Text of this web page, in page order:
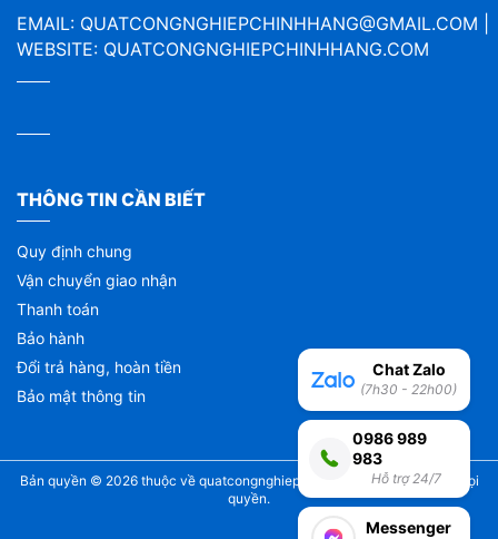
EMAIL: QUATCONGNGHIEPCHINHHANG@GMAIL.COM
WEBSITE: QUATCONGNGHIEPCHINHHANG.COM
THÔNG TIN CẦN BIẾT
Quy định chung
Vận chuyển giao nhận
Thanh toán
Bảo hành
Đổi trả hàng, hoàn tiền
Bảo mật thông tin
Bản quyền © 2026 thuộc về quatcongnghiepchinhhang.com| Bảo lưu mọi
quyền.
Chat Zalo
(7h30 - 22h00)
0986 989
983
Hỗ trợ 24/7
Messenger